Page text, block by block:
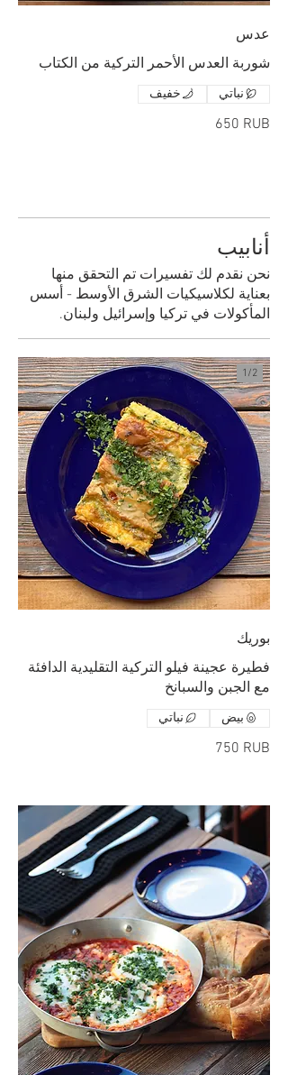
عدس
شوربة العدس الأحمر التركية من الكتاب
‏650 RUB
نباتي خفيف
أنابيب
نحن نقدم لك تفسيرات تم التحقق منها
بعناية لكلاسيكيات الشرق الأوسط - أسس
المأكولات في تركيا وإسرائيل ولبنان.
بوريك
فطيرة عجينة فيلو التركية التقليدية الدافئة
مع الجبن والسبانخ
‏750 RUB
بيض نباتي
1/2